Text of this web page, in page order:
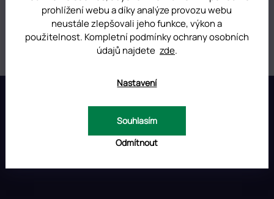
prohlížení webu a díky analýze provozu webu
neustále zlepšovali jeho funkce, výkon a
použitelnost. Kompletní podmínky ochrany osobních
údajů najdete zde.
Nastavení
Odmítnout
Souhlasím
Kategorie: Jednorázové pilníky v sadě
Hmotnost: 0.01 kg